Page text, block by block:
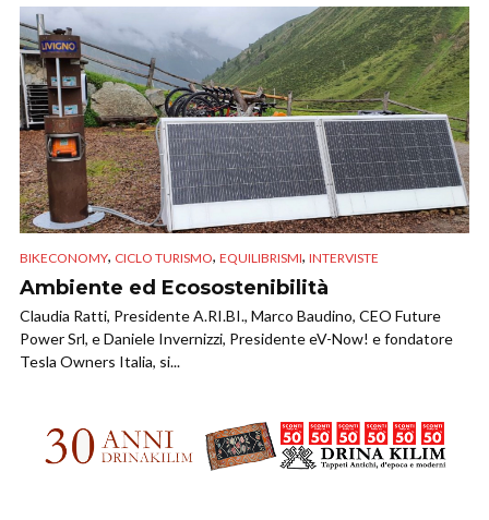
BIKECONOMY, CICLO TURISMO, EQUILIBRISMI, INTERVISTE
Ambiente ed Ecosostenibilità
Claudia Ratti, Presidente A.RI.BI., Marco Baudino, CEO Future
Power Srl, e Daniele Invernizzi, Presidente eV-Now! e fondatore
Tesla Owners Italia, si...